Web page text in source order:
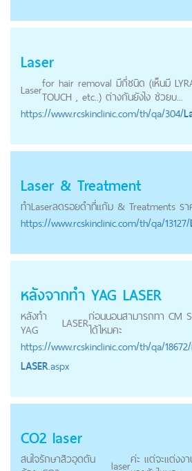
Laser
Laserfor hair removal มีกี่ชนิด (เห็นมี
TOUCH , etc..) ต่างกันยังไง ช่วยบ...
https://www.rcskinclinic.com/th/qa/304/
Laser & Treatment
ทำLaserลดรอยดำที่แก้ม & Treatments รา
https://www.rcskinclinic.com/th/qa/13127/
หลังจากทำ YAG LASER
หลังทำ
YAG
LASERก่อนนอนสามารถทา CM
ได้ไหมคะ
https://www.rcskinclinic.com/th/qa/
LASER.aspx
CO2 laser
สนใจรักษาสิวอุดตัน
laserค่ะ แต่จะแต่ง